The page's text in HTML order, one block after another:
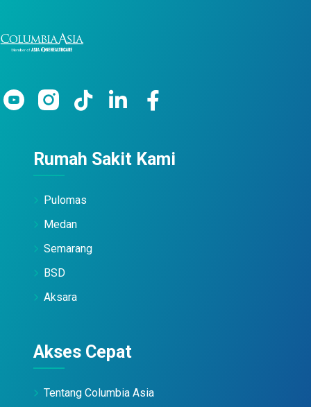
Rumah Sakit Kami
Pulomas
Medan
Semarang
BSD
Aksara
Akses Cepat
Tentang Columbia Asia